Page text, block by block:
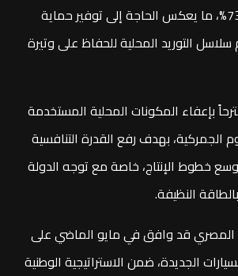
محلياً بنمو سنوي 73.7%، ما يعكس الحاجة إلى توفير حماية
التوريد المحلية للحفاظ على وتيرة
بإعفاء المكونات المحلية المستخدمة
الجمركية، بهدف رفع القدرة التنافسية
خطوط الإنتاج، خاصة مع توجه الدولة
النظيفة.
المصري قد وافق في مايو الماضي على
الجديدة، ضمن الاستراتيجية الوطنية